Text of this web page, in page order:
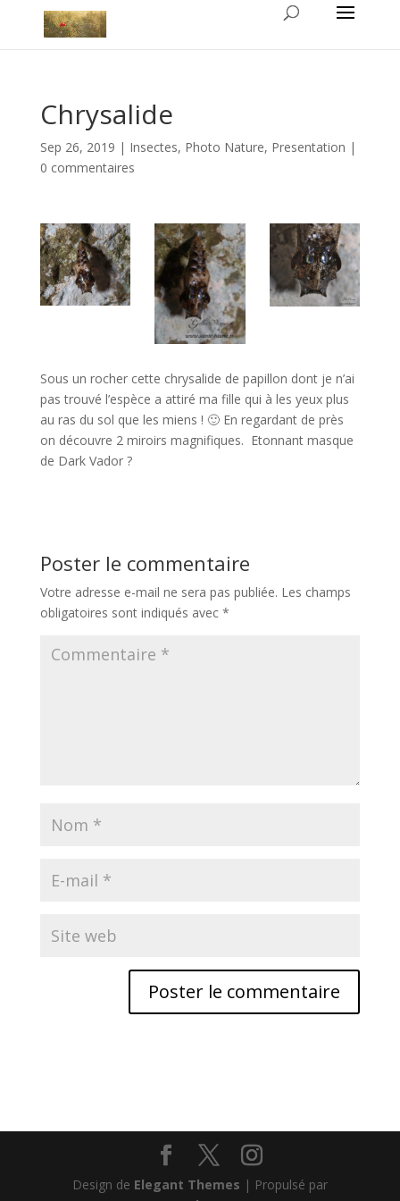
Chrysalide
Sep 26, 2019 | Insectes, Photo Nature, Presentation |
0 commentaires
Sous un rocher cette chrysalide de papillon dont je n’ai
pas trouvé l’espèce a attiré ma fille qui à les yeux plus
au ras du sol que les miens ! 🙂 En regardant de près
on découvre 2 miroirs magnifiques. Etonnant masque
de Dark Vador ?
Poster le commentaire
Votre adresse e-mail ne sera pas publiée. Les champs
obligatoires sont indiqués avec *
Design de Elegant Themes | Propulsé par